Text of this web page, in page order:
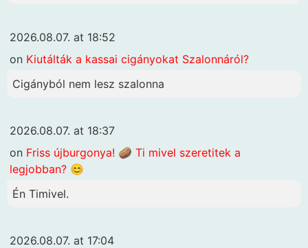
2026.08.07. at 18:52
on Kiutálták a kassai cigányokat Szalonnáról?
Cigányból nem lesz szalonna
2026.08.07. at 18:37
on Friss újburgonya! 🥔 Ti mivel szeretitek a
legjobban? 😊
Én Timivel.
2026.08.07. at 17:04